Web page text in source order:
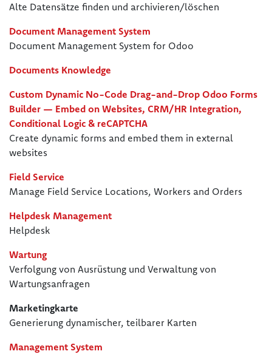
Alte Datensätze finden und archivieren/löschen
Document Management System
Document Management System for Odoo
Documents Knowledge
Custom Dynamic No-Code Drag-and-Drop Odoo Forms
Builder — Embed on Websites, CRM/HR Integration,
Conditional Logic & reCAPTCHA
Create dynamic forms and embed them in external
websites
Field Service
Manage Field Service Locations, Workers and Orders
Helpdesk Management
Helpdesk
Wartung
Verfolgung von Ausrüstung und Verwaltung von
Wartungsanfragen
Marketingkarte
Generierung dynamischer, teilbarer Karten
Management System